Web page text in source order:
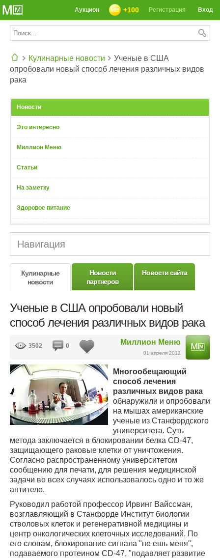
Вход
Регистрация
+100
Аукцион
Кулинарные новости
Ученые в США
опробовали новый способ лечения различных видов
рака
Новости
Это интересно
Миллион Меню
Статьи
На заметку
Здоровое питание
Навигация
Кулинарные
новости
Новости
партнеров
Новости сайта
Ученые в США опробовали новый
способ лечения различных видов рака
Миллион Меню
01 апреля 2012
3502 0
Многообещающий
способ лечения
различных видов рака
обнаружили и опробовали
на мышах американские
ученые из Станфордского
университета. Суть
метода заключается в блокировании белка CD-47,
защищающего раковые клетки от уничтожения.
Согласно распространенному университетом
сообщению для печати, для решения медицинской
задачи во всех случаях использовалось одно и то же
антитело.
Руководил работой профессор Ирвинг Вайссман,
возглавляющий в Станфорде Институт биологии
стволовых клеток и регенеративной медицины и
центр онкологических клеточных исследований. По
его словам, блокирование сигнала "не ешь меня",
подаваемого протеином CD-47, "подавляет развитие